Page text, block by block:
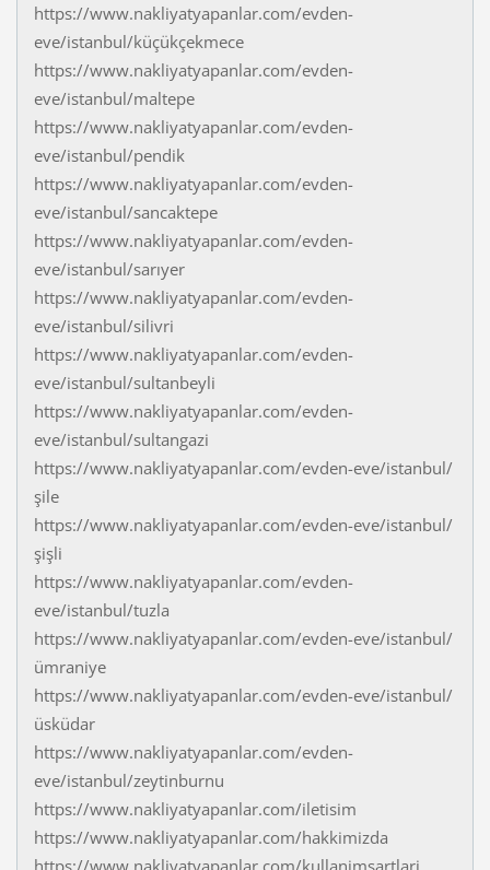
https://www.nakliyatyapanlar.com/evden-
eve/istanbul/küçükçekmece
https://www.nakliyatyapanlar.com/evden-
eve/istanbul/maltepe
https://www.nakliyatyapanlar.com/evden-
eve/istanbul/pendik
https://www.nakliyatyapanlar.com/evden-
eve/istanbul/sancaktepe
https://www.nakliyatyapanlar.com/evden-
eve/istanbul/sarıyer
https://www.nakliyatyapanlar.com/evden-
eve/istanbul/silivri
https://www.nakliyatyapanlar.com/evden-
eve/istanbul/sultanbeyli
https://www.nakliyatyapanlar.com/evden-
eve/istanbul/sultangazi
https://www.nakliyatyapanlar.com/evden-eve/istanbul/
şile
https://www.nakliyatyapanlar.com/evden-eve/istanbul/
şişli
https://www.nakliyatyapanlar.com/evden-
eve/istanbul/tuzla
https://www.nakliyatyapanlar.com/evden-eve/istanbul/
ümraniye
https://www.nakliyatyapanlar.com/evden-eve/istanbul/
üsküdar
https://www.nakliyatyapanlar.com/evden-
eve/istanbul/zeytinburnu
https://www.nakliyatyapanlar.com/iletisim
https://www.nakliyatyapanlar.com/hakkimizda